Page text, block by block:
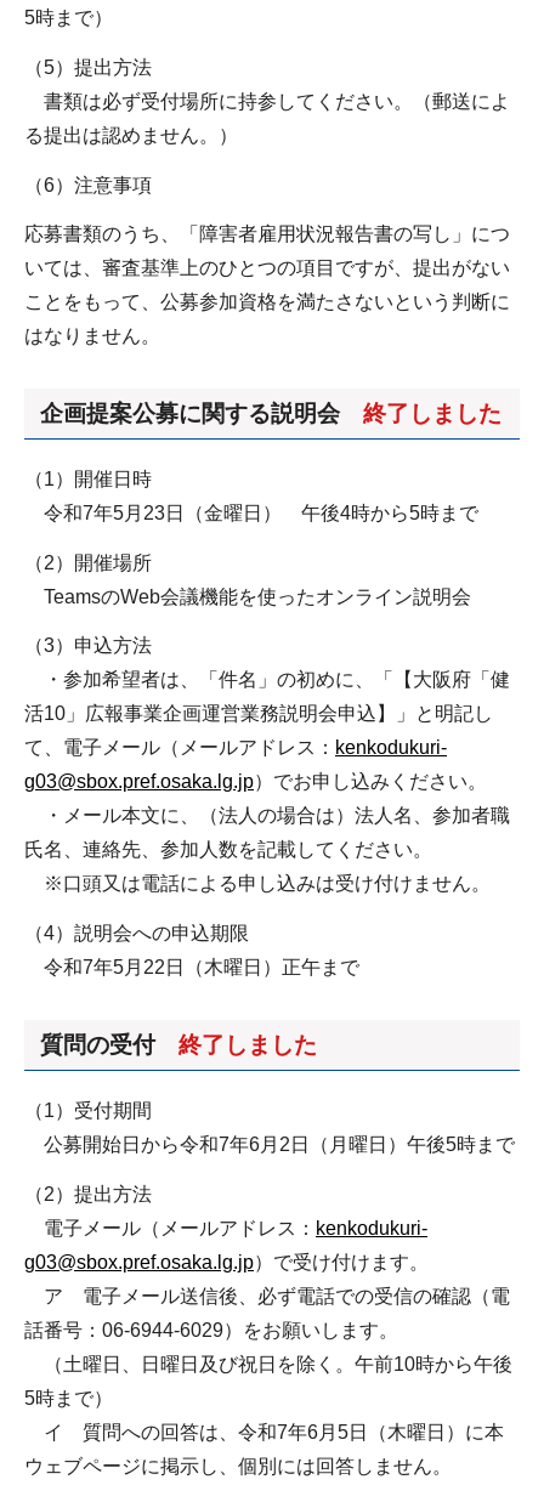
5時まで）
（5）提出方法
書類は必ず受付場所に持参してください。（郵送によ
る提出は認めません。）
（6）注意事項
応募書類のうち、「障害者雇用状況報告書の写し」につ
いては、審査基準上のひとつの項目ですが、提出がない
ことをもって、公募参加資格を満たさないという判断に
はなりません。
企画提案公募に関する説明会 終了しました
（1）開催日時
令和7年5月23日（金曜日） 午後4時から5時まで
（2）開催場所
TeamsのWeb会議機能を使ったオンライン説明会
（3）申込方法
・参加希望者は、「件名」の初めに、「【大阪府「健
活10」広報事業企画運営業務説明会申込】」と明記し
て、電子メール（メールアドレス： kenkodukuri-
g03@sbox.pref.osaka.lg.jp）でお申し込みください。
・メール本文に、（法人の場合は）法人名、参加者職
氏名、連絡先、参加人数を記載してください。
※口頭又は電話による申し込みは受け付けません。
（4）説明会への申込期限
令和7年5月22日（木曜日）正午まで
質問の受付 終了しました
（1）受付期間
公募開始日から令和7年6月2日（月曜日）午後5時まで
（2）提出方法
電子メール（メールアドレス： kenkodukuri-
g03@sbox.pref.osaka.lg.jp）で受け付けます。
ア 電子メール送信後、必ず電話での受信の確認（電
話番号：06-6944-6029）をお願いします。
（土曜日、日曜日及び祝日を除く。午前10時から午後
5時まで）
イ 質問への回答は、令和7年6月5日（木曜日）に本
ウェブページに掲示し、個別には回答しません。